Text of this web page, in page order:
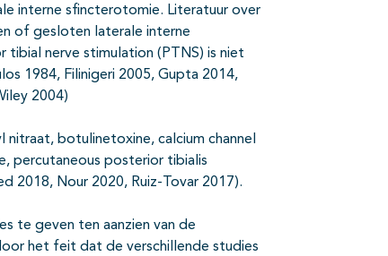
interne sfincterotomie. Literatuur over
of gesloten laterale interne
nerve stimulation (PTNS) is niet
1984, Filinigeri 2005, Gupta 2014,
2004)
nitraat, botulinetoxine, calcium channel
percutaneous posterior tibialis
2018, Nour 2020, Ruiz-Tovar 2017).
te geven ten aanzien van de
het feit dat de verschillende studies